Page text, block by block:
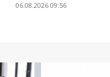
06.08.2026 09:56